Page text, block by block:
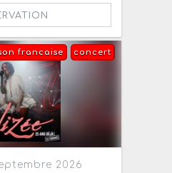
concert
francaise
2026